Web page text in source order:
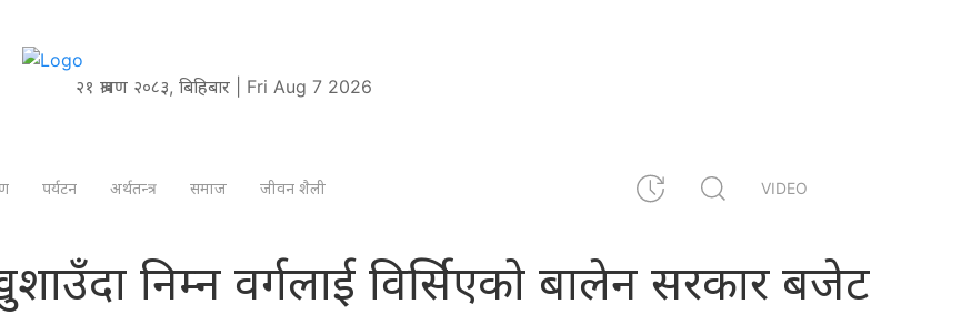
२१ श्रावण २०८३, बिहिबार | Fri Aug 7 2026
पर्यटन अर्थतन्त्र समाज जीवन शैली VIDEO
निम्न वर्गलाई विर्सिएको बालेन सरकार बजेट